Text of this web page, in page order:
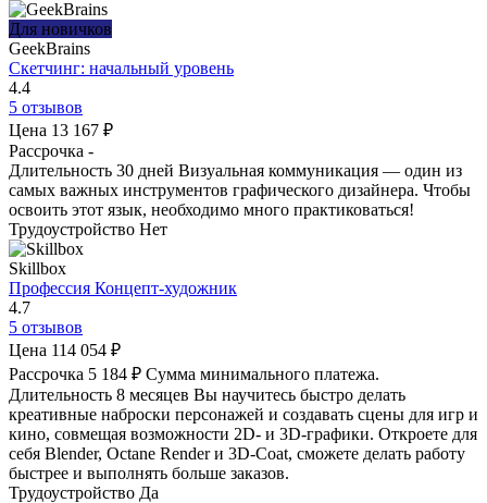
Для новичков
GeekBrains
Скетчинг: начальный уровень
4.4
5 отзывов
Цена 13 167 ₽
Рассрочка -
Длительность 30 дней Визуальная коммуникация — один из
самых важных инструментов графического дизайнера. Чтобы
освоить этот язык, необходимо много практиковаться!
Трудоустройство Нет
Skillbox
Профессия Концепт-художник
4.7
5 отзывов
Цена 114 054 ₽
Рассрочка 5 184 ₽ Сумма минимального платежа.
Длительность 8 месяцев Вы научитесь быстро делать
креативные наброски персонажей и создавать сцены для игр и
кино, совмещая возможности 2D- и 3D-графики. Откроете для
себя Blender, Octane Render и 3D-Coat, сможете делать работу
быстрее и выполнять больше заказов.
Трудоустройство Да